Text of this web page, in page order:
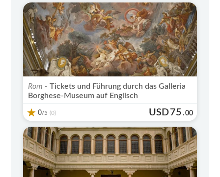
Rom - Tickets und Führung durch das Galleria
Borghese-Museum auf Englisch
0/5 (0) USD75 .00